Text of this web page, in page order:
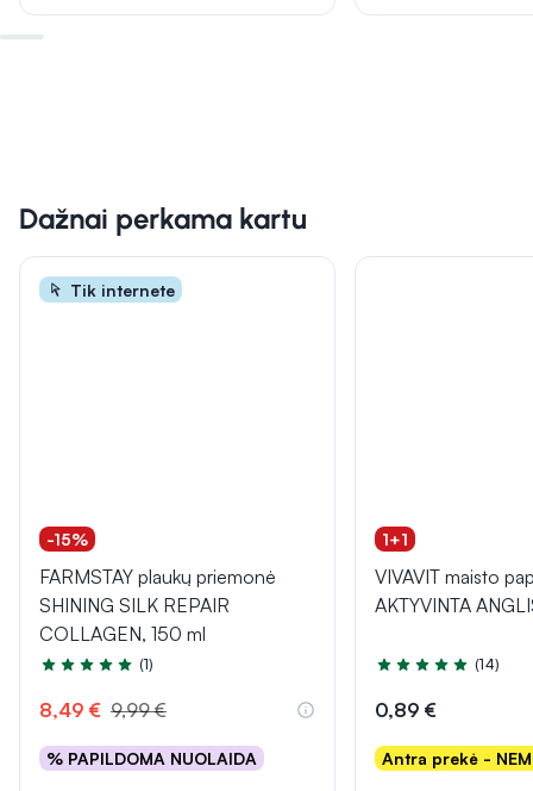
Dažnai perkama kartu
Tik internete
-15%
FARMSTAY plaukų priemonė
SHINING SILK REPAIR
COLLAGEN, 150 ml
Įvertinimas 5.0 iš 5
(1)
8,49 € 9,99 €
% PAPILDOMA NUOLAIDA
1+1
VIVAVIT maisto
AKTYVINTA
Įvertinimas 5.0 iš 5
(14)
0,89 €
Antra prekė -